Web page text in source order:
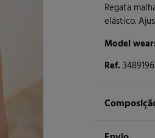
Regata
elástico.
Model
Ref.3489196
Composição